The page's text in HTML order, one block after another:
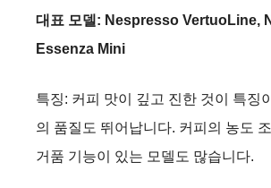
대표 모델: Nespresso VertuoLine,
Essenza Mini
특징: 커피 맛이 깊고 진한 것이 특징
의 품질도 뛰어납니다. 커피의 농도
거품 기능이 있는 모델도 많습니다.